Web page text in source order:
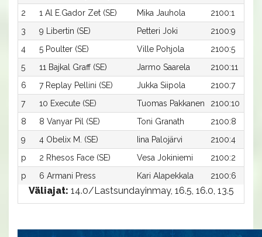
2
1 Al E.Gador Zet (SE) Mika Jauhola
2100:1
3
9 Libertin (SE) Petteri Joki
2100:9
4
5 Poulter (SE) Ville Pohjola
2100:5
5
11 Bajkal Graff (SE) Jarmo Saarela
2100:11
6
7 Replay Pellini (SE) Jukka Siipola
2100:7
7
10 Execute (SE) Tuomas Pakkanen
2100:10
8
8 Vanyar Pil (SE) Toni Granath
2100:8
9
4 Obelix M. (SE) Iina Palojärvi
2100:4
p
2 Rhesos Face (SE) Vesa Jokiniemi
2100:2
p
6 Armani Press Kari Alapekkala 2100:6
Väliajat: 14.0/Lastsundayinmay, 16.5, 16.0, 13.5